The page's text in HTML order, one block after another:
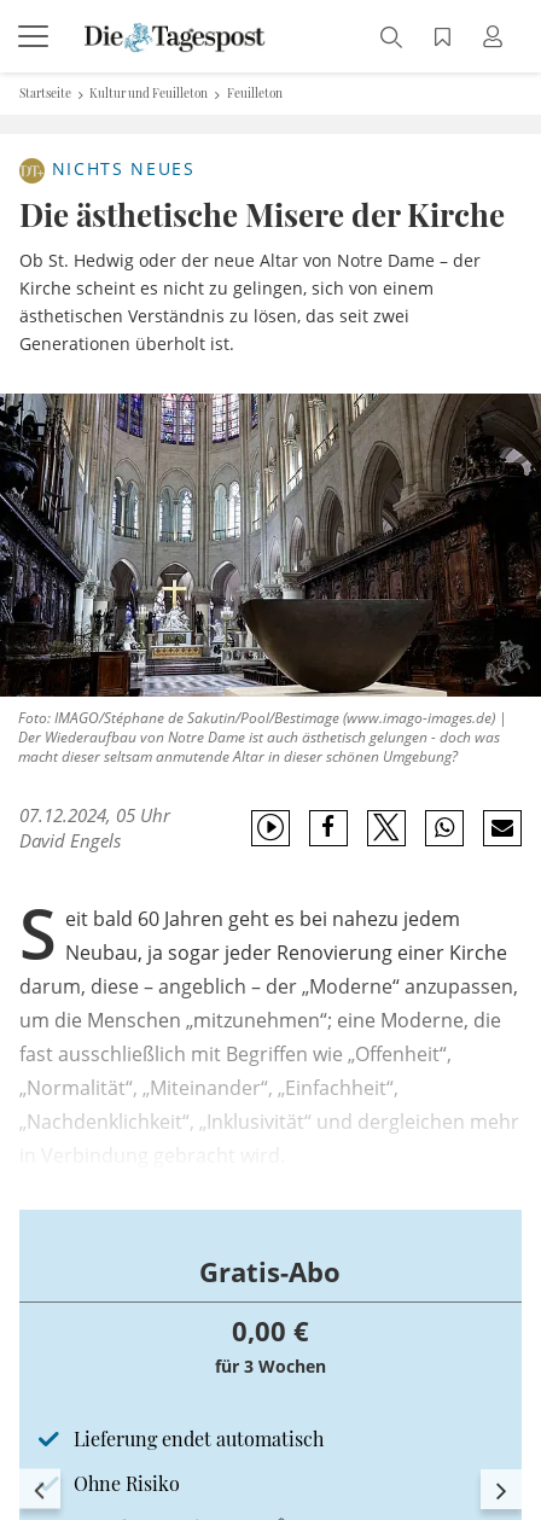
Startseite Kultur und Feuilleton Feuilleton
NICHTS NEUES
Die ästhetische Misere der Kirche
Ob St. Hedwig oder der neue Altar von Notre Dame – der
Kirche scheint es nicht zu gelingen, sich von einem
ästhetischen Verständnis zu lösen, das seit zwei
Generationen überholt ist.
Foto: IMAGO/Stéphane de Sakutin/Pool/Bestimage (www.imago-images.de) |
Der Wiederaufbau von Notre Dame ist auch ästhetisch gelungen - doch was
macht dieser seltsam anmutende Altar in dieser schönen Umgebung?
07.12.2024, 05 Uhr
David Engels
S eit bald 60 Jahren geht es bei nahezu jedem
Neubau, ja sogar jeder Renovierung einer Kirche
darum, diese – angeblich – der „Moderne“ anzupassen,
um die Menschen „mitzunehmen“; eine Moderne, die
fast ausschließlich mit Begriffen wie „Offenheit“,
„Normalität“, „Miteinander“, „Einfachheit“,
„Nachdenklichkeit“, „Inklusivität“ und dergleichen mehr
in Verbindung gebracht wird.
Gratis-Abo
0,00 €
für 3 Wochen
Lieferung endet automatisch
Ohne Risiko